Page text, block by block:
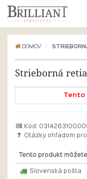
DOMOV
Strieborná
Tento
Kód:
Otázky ohľadom
Tento produkt
Slovenská pošta